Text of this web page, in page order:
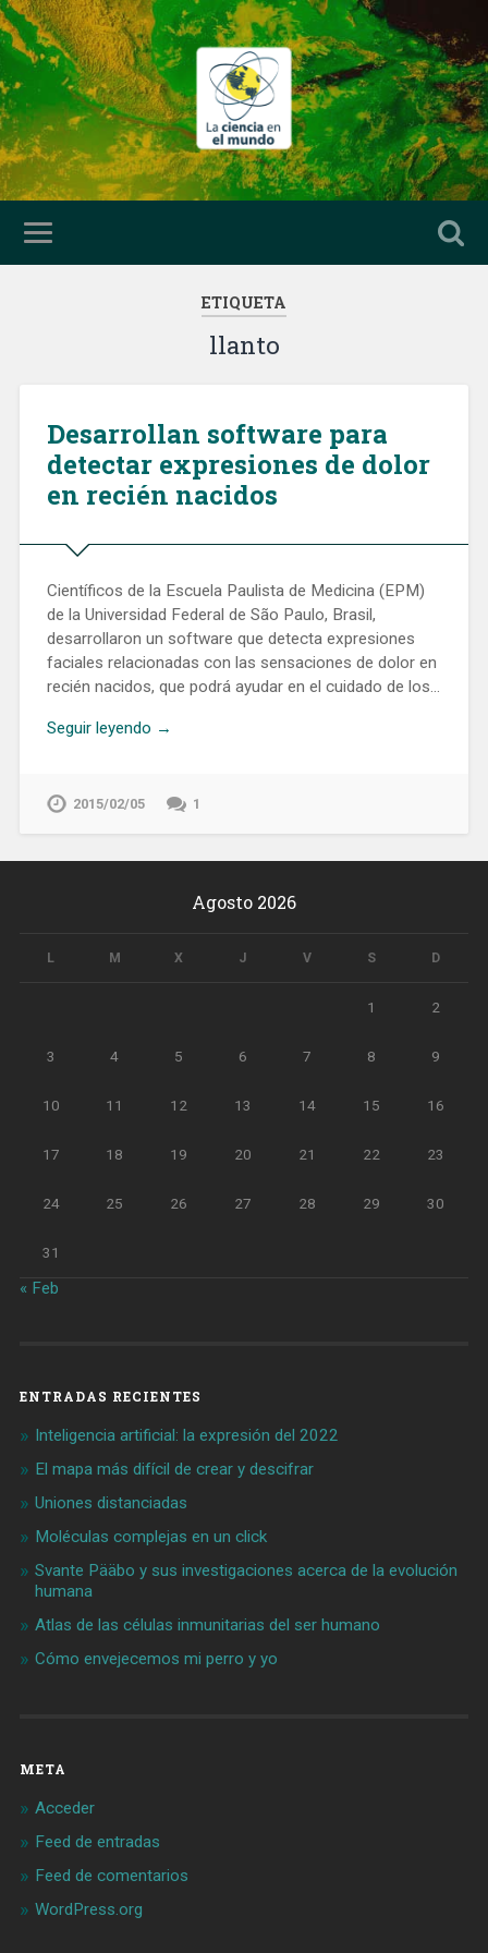
ETIQUETA
llanto
Desarrollan software para
detectar expresiones de dolor
en recién nacidos
Científicos de la Escuela Paulista de Medicina (EPM)
de la Universidad Federal de São Paulo, Brasil,
desarrollaron un software que detecta expresiones
faciales relacionadas con las sensaciones de dolor en
recién nacidos, que podrá ayudar en el cuidado de los…
Seguir leyendo →
2015/02/05 1
Agosto 2026
L M X J V S D
1 2
3 4 5 6 7 8 9
10 11 12 13 14 15 16
17 18 19 20 21 22 23
24 25 26 27 28 29 30
31
« Feb
ENTRADAS RECIENTES
Inteligencia artificial: la expresión del 2022
El mapa más difícil de crear y descifrar
Uniones distanciadas
Moléculas complejas en un click
Svante Pääbo y sus investigaciones acerca de la evolución
humana
Atlas de las células inmunitarias del ser humano
Cómo envejecemos mi perro y yo
META
Acceder
Feed de entradas
Feed de comentarios
WordPress.org